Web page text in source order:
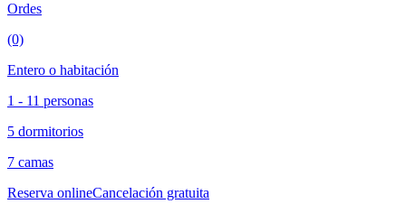
Ordes
(0)
Entero o habitación
1 - 11 personas
5 dormitorios
7 camas
Reserva onlineCancelación gratuita